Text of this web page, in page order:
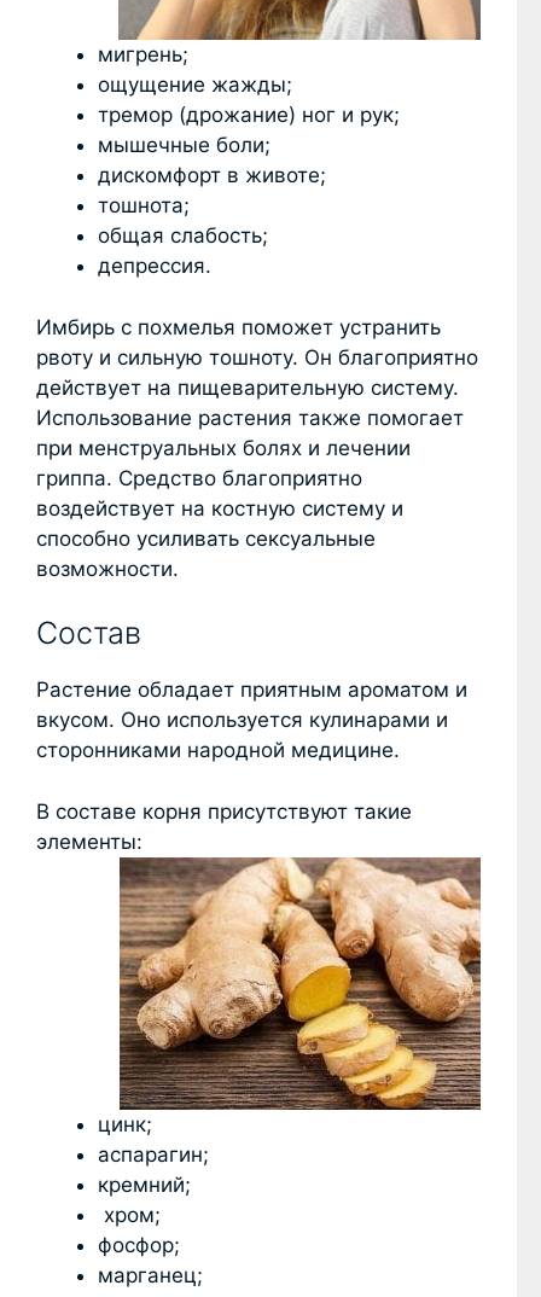
мигрень;
ощущение жажды;
тремор (дрожание) ног и рук;
мышечные боли;
дискомфорт в животе;
тошнота;
общая слабость;
депрессия.
Имбирь с похмелья поможет устранить
рвоту и сильную тошноту. Он благоприятно
действует на пищеварительную систему.
Использование растения также помогает
при менструальных болях и лечении
гриппа. Средство благоприятно
воздействует на костную систему и
способно усиливать сексуальные
возможности.
Состав
Растение обладает приятным ароматом и
вкусом. Оно используется кулинарами и
сторонниками народной медицине.
В составе корня присутствуют такие
элементы:
цинк;
аспарагин;
кремний;
хром;
фосфор;
марганец;